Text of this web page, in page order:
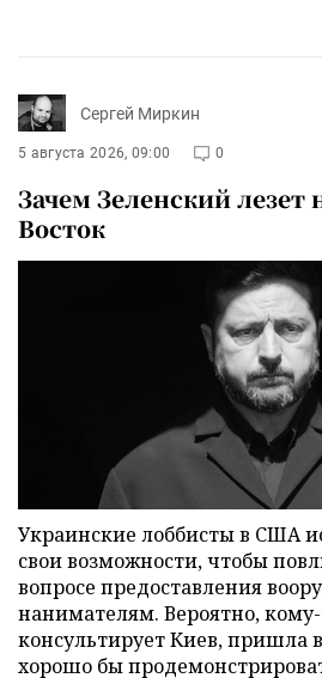
Сергей Миркин
5 августа 2026, 09:00 0
Зачем Зеленский
Восток
Украинские лоббисты в США
свои возможности, чтобы
вопросе предоставления
нанимателям. Вероятно, кому-
консультирует Киев, пришла
хорошо бы